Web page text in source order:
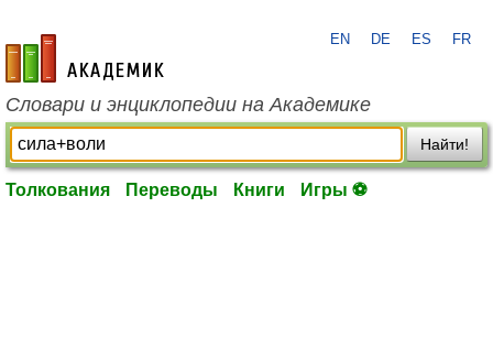
academic.ru
EN DE ES FR
Словари и энциклопедии на Академике
Найти!
Толкования Переводы Книги Игры ⚽